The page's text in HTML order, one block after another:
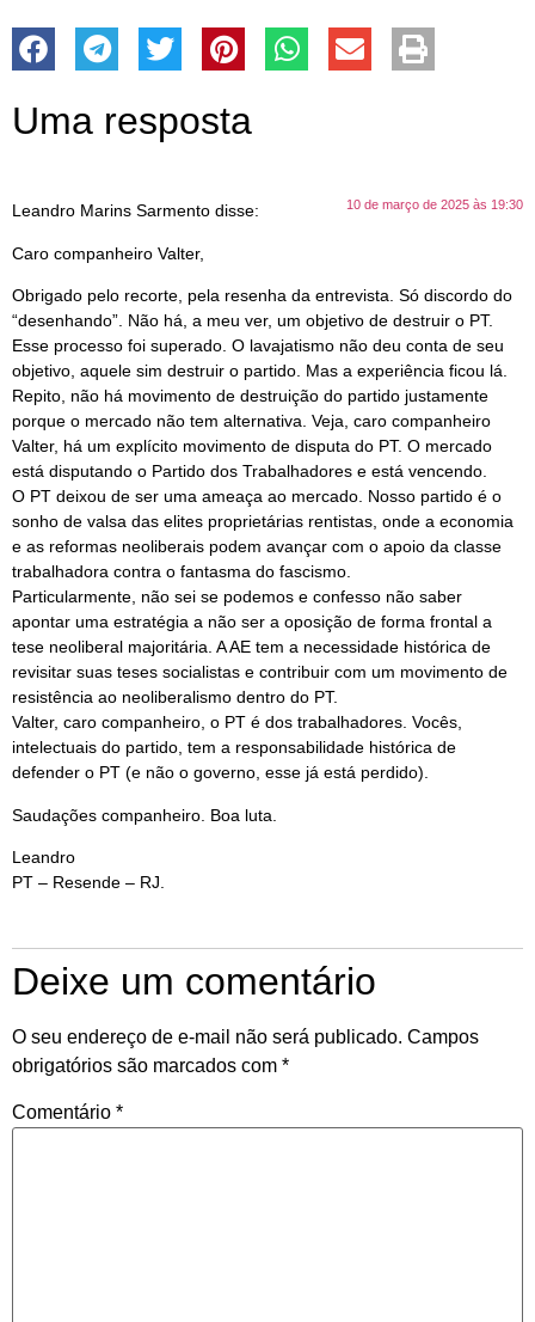
Uma resposta
Leandro Marins Sarmento disse: 10 de março de 2025 às 19:30
Caro companheiro Valter,
Obrigado pelo recorte, pela resenha da entrevista. Só discordo do
“desenhando”. Não há, a meu ver, um objetivo de destruir o PT.
Esse processo foi superado. O lavajatismo não deu conta de seu
objetivo, aquele sim destruir o partido. Mas a experiência ficou lá.
Repito, não há movimento de destruição do partido justamente
porque o mercado não tem alternativa. Veja, caro companheiro
Valter, há um explícito movimento de disputa do PT. O mercado
está disputando o Partido dos Trabalhadores e está vencendo.
O PT deixou de ser uma ameaça ao mercado. Nosso partido é o
sonho de valsa das elites proprietárias rentistas, onde a economia
e as reformas neoliberais podem avançar com o apoio da classe
trabalhadora contra o fantasma do fascismo.
Particularmente, não sei se podemos e confesso não saber
apontar uma estratégia a não ser a oposição de forma frontal a
tese neoliberal majoritária. A AE tem a necessidade histórica de
revisitar suas teses socialistas e contribuir com um movimento de
resistência ao neoliberalismo dentro do PT.
Valter, caro companheiro, o PT é dos trabalhadores. Vocês,
intelectuais do partido, tem a responsabilidade histórica de
defender o PT (e não o governo, esse já está perdido).
Saudações companheiro. Boa luta.
Leandro
PT – Resende – RJ.
Deixe um comentário
O seu endereço de e-mail não será publicado. Campos
obrigatórios são marcados com *
Comentário *